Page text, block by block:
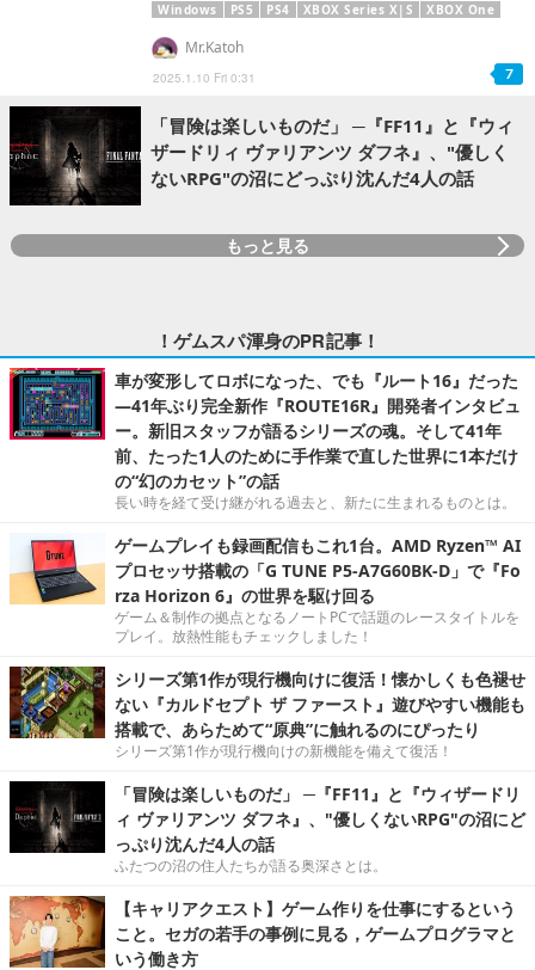
Windows PS5 PS4 XBOX Series X|S XBOX One
2025.1.10 Fri 0:31
Mr.Katoh
7
「冒険は楽しいものだ」 ─『FF11』と『ウィ
ザードリィ ヴァリアンツ ダフネ』、"優しく
ないRPG"の沼にどっぷり沈んだ4人の話
もっと見る
！ゲムスパ渾身のPR記事！
車が変形してロボになった、でも『ルート16』だった
―41年ぶり完全新作『ROUTE16R』開発者インタビュ
ー。新旧スタッフが語るシリーズの魂。そして41年
前、たった1人のために手作業で直した世界に1本だけ
の“幻のカセット”の話
長い時を経て受け継がれる過去と、新たに生まれるものとは。
ゲームプレイも録画配信もこれ1台。AMD Ryzen™ AI
プロセッサ搭載の「G TUNE P5-A7G60BK-D」で『Fo
rza Horizon 6』の世界を駆け回る
ゲーム＆制作の拠点となるノートPCで話題のレースタイトルを
プレイ。放熱性能もチェックしました！
シリーズ第1作が現行機向けに復活！懐かしくも色褪せ
ない『カルドセプト ザ ファースト』遊びやすい機能も
搭載で、あらためて“原典”に触れるのにぴったり
シリーズ第1作が現行機向けの新機能を備えて復活！
「冒険は楽しいものだ」 ─『FF11』と『ウィザードリ
ィ ヴァリアンツ ダフネ』、"優しくないRPG"の沼にど
っぷり沈んだ4人の話
ふたつの沼の住人たちが語る奥深さとは。
【キャリアクエスト】ゲーム作りを仕事にするという
こと。セガの若手の事例に見る，ゲームプログラマと
いう働き方